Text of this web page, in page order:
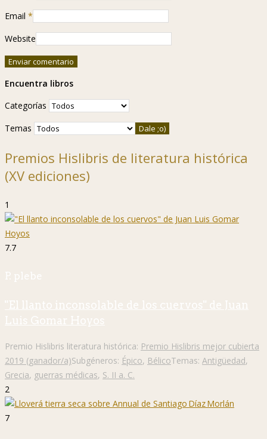
Email *
Website
Encuentra libros
Categorías
Temas
Premios Hislibris de literatura histórica
(XV ediciones)
1
7.7
P. plebe
"El llanto inconsolable de los cuervos" de Juan
Luis Gomar Hoyos
Premio Hislibris literatura histórica: Premio Hislibris mejor cubierta
2019 (ganador/a)Subgéneros: Épico, BélicoTemas: Antigüedad,
Grecia, guerras médicas, S. II a. C.
2
7